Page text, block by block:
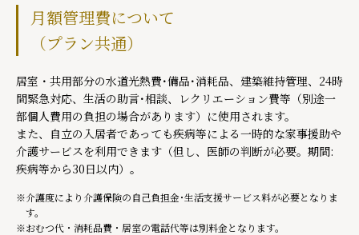
月額管理費について
（プラン共通）
居室・共用部分の水道光熱費･備品･消耗品、建築維持管理、24時
間緊急対応、生活の助言･相談、レクリエーション費等（別途一
部個人費用の負担の場合があります）に使用されます。
また、自立の入居者であっても疾病等による一時的な家事援助や
介護サービスを利用できます（但し、医師の判断が必要。期間:
疾病等から30日以内）。
介護度により介護保険の自己負担金･生活支援サービス料が必要となりま
す。
おむつ代・消耗品費・居室の電話代等は別料金となります。